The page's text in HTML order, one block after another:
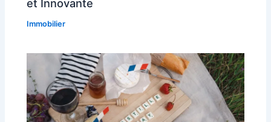
et Innovante
Immobilier